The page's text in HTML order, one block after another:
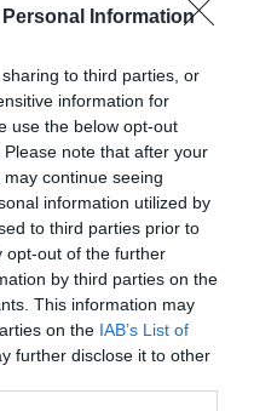
Information
to third parties, or
information for
use the below opt-out
note that after your
continue seeing
information utilized by
to third parties prior to
opt-out of the further
by third parties on the
This information may
on the IAB’s List of
further disclose it to other
"nullás" adattartalommal
ellenére, hogy valójában
volt olyan, hogy ellátta
nem voltak valósak.
év alatt - 76 millió forint
nagy vagyoni hátrányt
elkövetett
közvetett
felhasználásának
végrehajtandó
cégvezetéstől eltiltás
előtt - áll a